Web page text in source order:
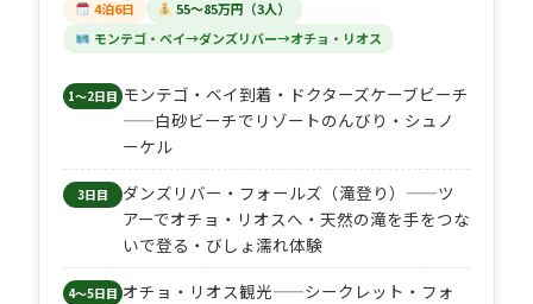
4泊6日
55〜85万円（3人）
モンテゴ・ベイ→ダンズリバー→オチョ・リオス
1〜2日目 モンテゴ・ベイ到着・ドクターズケーブビーチ
——白砂ビーチでリゾートのんびり・シュノ
ーケル
3日目
ダンズリバー・フォールズ（滝登り）——ツ
アーでオチョ・リオスへ・天然の滝を手をつな
いで登る・びしょ濡れ体験
4〜5日目 オチョ・リオス観光——シークレット・フォ